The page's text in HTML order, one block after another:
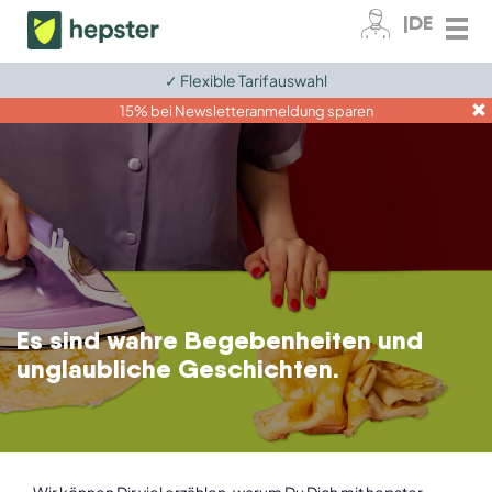
|DE
Zum Kundenkonto
Elektronik
Tiere
Grundversicherungen
Ratgeber
✓ Flexible Tarifauswahl
15% bei Newsletteranmeldung sparen
Es sind wahre Begebenheiten und
unglaubliche Geschichten.